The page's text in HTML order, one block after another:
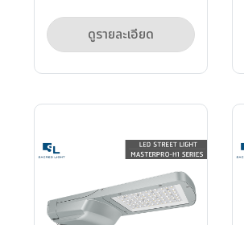
และพื้นที่กลางแจ้ง
ดูรายละเอียด